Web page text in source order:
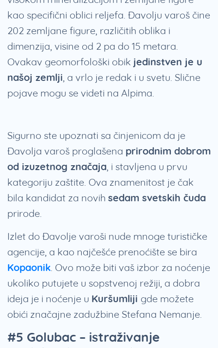
kao specifični oblici reljefa. Đavolju varoš čine
202 zemljane figure, različitih oblika i
dimenzija, visine od 2 pa do 15 metara.
Ovakav geomorfološki obik jedinstven je u
našoj zemlji , a vrlo je redak i u svetu. Slične
pojave mogu se videti na Alpima.
Sigurno ste upoznati sa činjenicom da je
Đavolja varoš proglašena prirodnim dobrom
od izuzetnog značaja , i stavljena u prvu
kategoriju zaštite. Ova znamenitost je čak
bila kandidat za novih sedam svetskih čuda
prirode.
Izlet do Đavolje varoši nude mnoge turističke
agencije, a kao najčešće prenoćište se bira
Kopaonik . Ovo može biti vaš izbor za noćenje
ukoliko putujete u sopstvenoj režiji, a dobra
ideja je i noćenje u Kuršumliji gde možete
obići značajne zadužbine Stefana Nemanje.
#5 Golubac – istraživanje